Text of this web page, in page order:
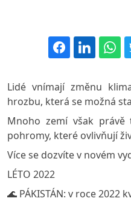
Lidé vnímají změnu
hrozbu, která se možná
Mnoho zemí však právě
pohromy, které ovlivňují
Více se dozvíte v novém
LÉTO 2022
🌊 PÁKISTÁN: v roce 2022